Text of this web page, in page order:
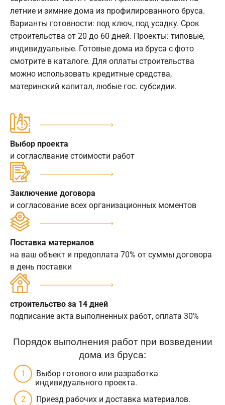
летние и зимние дома из профилированного бруса.
Варианты готовности: под ключ, под усадку. Срок
строительства от 20 до 60 дней. Проекты: типовые,
индивидуальные. Готовые дома из бруса с фото
смотрите в каталоге. Для оплаты строительства
можно использовать кредитные средства,
материнский капитал, любые гос. субсидии.
Выбор проекта
и согласлвание стоимости работ
Заключение договора
и согласование всех организационных моментов
Поставка материалов
на ваш объект и предоплата 70% от суммы договора
в день поставки
строительство за 14 дней
подписание акта выполненных работ, оплата 30%
Порядок выполнения работ при возведении
дома из бруса:
Выбор готового или разработка
индивидуального проекта.
Приезд рабочих и доставка материалов.